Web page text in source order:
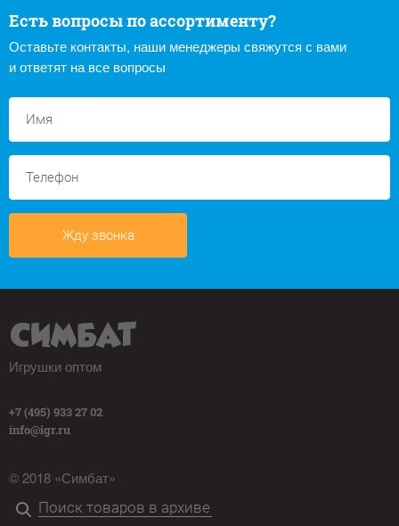
Есть вопросы по ассортименту?
Оставьте контакты, наши менеджеры свяжутся с вами
и ответят на все вопросы
Жду звонка
Игрушки оптом
+7 (495) 933 27 02
info@igr.ru
© 2018 «Симбат»